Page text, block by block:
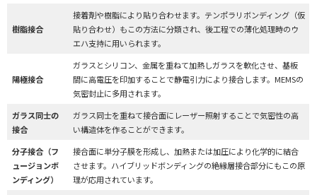
樹脂接合
接着剤や樹脂により貼り合わせます。テンポラリボンディング（仮
貼り合わせ）もこの方法に分類され、後工程での薄化処理時のウ
エハ支持に用いられます。
陽極接合
ガラスとシリコン、金属を重ねて加熱しガラスを軟化させ、基板
間に高電圧を印加することで静電引力により接合します。MEMSの
気密封止に多用されます。
ガラス同士の
接合
ガラス同士を重ねて接合面にレーザー照射することで気密性の高
い構造体を作ることができます。
分子接合（フ
ュージョンボ
ンディング）
接合面に単分子膜を形成し、加熱または加圧により化学的に結合
させます。ハイブリッドボンディングの絶縁層接合部分にもこの原
理が応用されています。